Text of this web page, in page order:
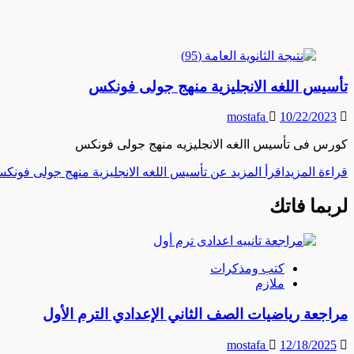
تأسيس اللغه الانجليزية منهج جولى فونكس
mostafa 10/22/2023
كورس فى تأسيس االغه الانجليزيه منهج جولى فونكس
قراءة المزيد اقرأ المزيد عن تأسيس اللغه الانجليزية منهج جولى
لربما فاتك
كتب ومذكرات
ملازم
مراجعة رياضيات الصف الثاني الإعدادي الترم الأول
mostafa 12/18/2025